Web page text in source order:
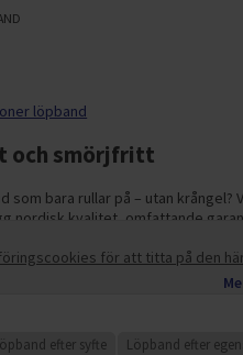
löpband
och smörjfritt
som bara rullar på – utan
nordisk kvalitet, omfattande
för att titta på den
efter syfte Löpband efter